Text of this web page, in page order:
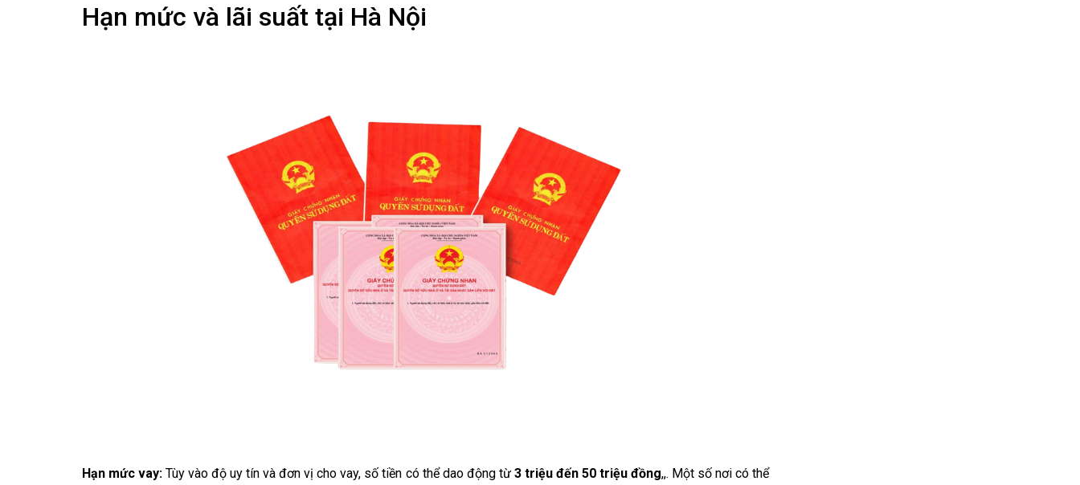
Hạn mức và lãi suất tại Hà Nội
Hạn mức vay: Tùy vào độ uy tín và đơn vị cho vay, số tiền có thể dao động từ 3 triệu đến 50 triệu đồng,,. Một số nơi có thể